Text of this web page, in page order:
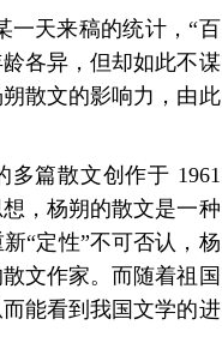
一天来稿的统计，“百
各异，但却如此不谋
散文的影响力，由此
多篇散文创作于 1961
，杨朔的散文是一种
“定性”不可否认，杨
文作家。而随着祖国
能看到我国文学的进